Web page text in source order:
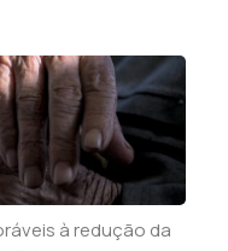
à redução da